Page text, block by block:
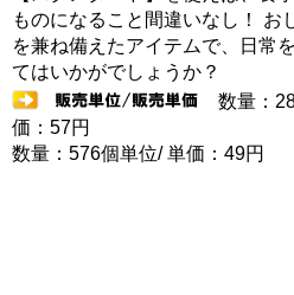
ものになること間違いなし！ お
を兼ね備えたアイテムで、日常
てはいかがでしょうか？
数量：
価：57円
数量：576個単位/ 単価：49円